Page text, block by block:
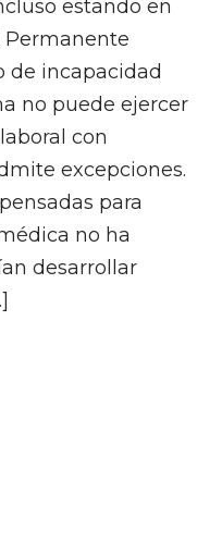
estando en
de incapacidad
no puede ejercer
con
excepciones.
para
no ha
desarrollar